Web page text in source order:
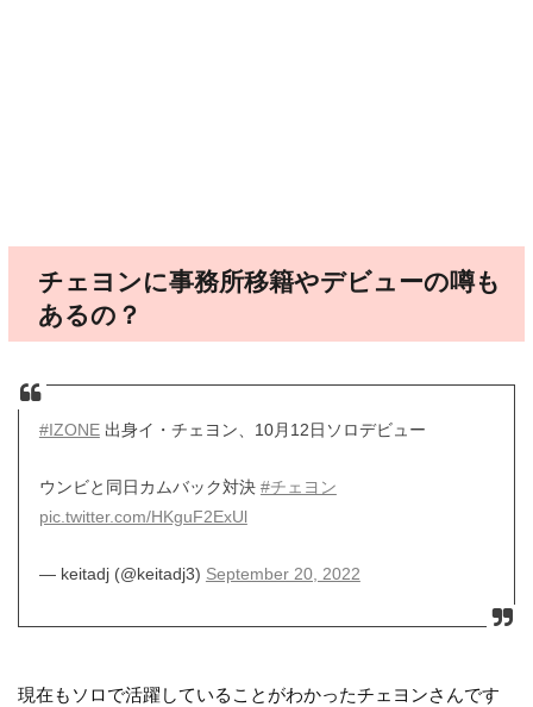
チェヨンに事務所移籍やデビューの噂も
あるの？
#IZONE出身イ・チェヨン、10月12日ソロデビュー
ウンビと同日カムバック対決 #チェヨン
pic.twitter.com/HKguF2ExUl
— keitadj (@keitadj3) September 20, 2022
現在もソロで活躍していることがわかったチェヨンさんです